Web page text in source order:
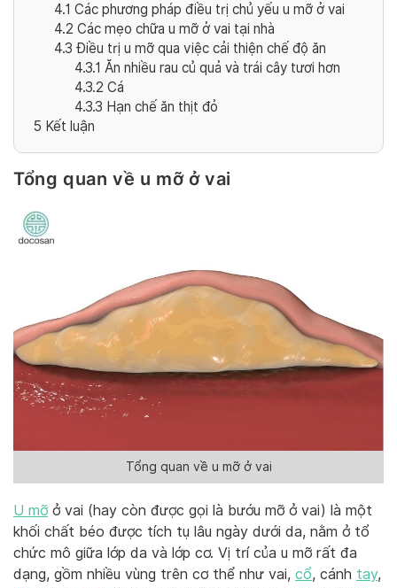
4.1 Các phương pháp điều trị chủ yếu u mỡ ở vai
4.2 Các mẹo chữa u mỡ ở vai tại nhà
4.3 Điều trị u mỡ qua việc cải thiện chế độ ăn
4.3.1 Ăn nhiều rau củ quả và trái cây tươi hơn
4.3.2 Cá
4.3.3 Hạn chế ăn thịt đỏ
5 Kết luận
Tổng quan về u mỡ ở vai
Tổng quan về u mỡ ở vai
U mỡ ở vai (hay còn được gọi là bướu mỡ ở vai) là một
khối chất béo được tích tụ lâu ngày dưới da, nằm ở tổ
chức mô giữa lớp da và lớp cơ. Vị trí của u mỡ rất đa
dạng, gồm nhiều vùng trên cơ thể như vai, cổ, cánh tay,